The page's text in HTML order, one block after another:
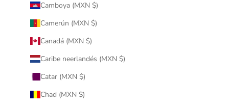
Camboya (MXN $)
Camerún (MXN $)
Canadá (MXN $)
Caribe neerlandés (MXN $)
Catar (MXN $)
Chad (MXN $)